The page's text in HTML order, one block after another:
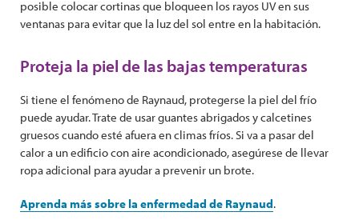
posible colocar cortinas que bloqueen los rayos UV en sus
ventanas para evitar que la luz del sol entre en la habitación.
Proteja la piel de las bajas temperaturas
Si tiene el fenómeno de Raynaud, protegerse la piel del frío
puede ayudar. Trate de usar guantes abrigados y calcetines
gruesos cuando esté afuera en climas fríos. Si va a pasar del
calor a un edificio con aire acondicionado, asegúrese de llevar
ropa adicional para ayudar a prevenir un brote.
Aprenda más sobre la enfermedad de Raynaud.